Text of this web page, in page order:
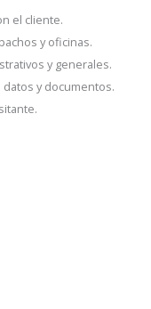
el cliente.
y oficinas.
y generales.
y documentos.